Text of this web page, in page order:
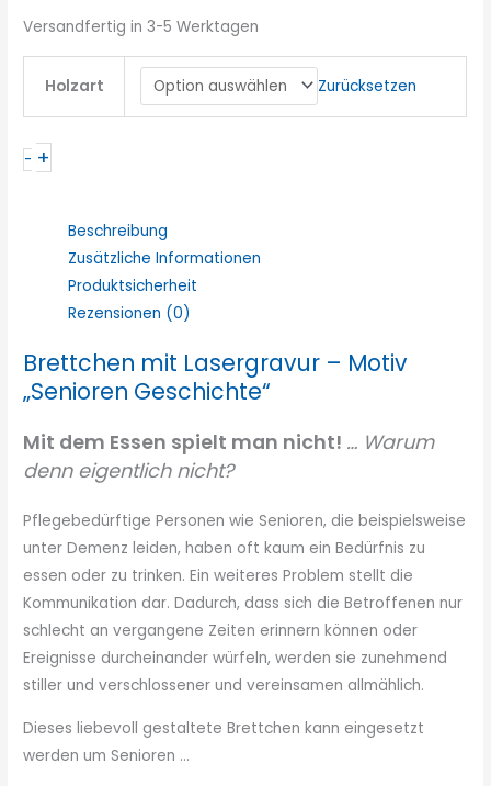
Versandfertig in 3-5 Werktagen
Holzart Zurücksetzen
- +
Beschreibung
Zusätzliche Informationen
Produktsicherheit
Rezensionen (0)
Brettchen mit Lasergravur – Motiv
„Senioren Geschichte“
Mit dem Essen spielt man nicht! … Warum
denn eigentlich nicht?
Pflegebedürftige Personen wie Senioren, die beispielsweise
unter Demenz leiden, haben oft kaum ein Bedürfnis zu
essen oder zu trinken. Ein weiteres Problem stellt die
Kommunikation dar. Dadurch, dass sich die Betroffenen nur
schlecht an vergangene Zeiten erinnern können oder
Ereignisse durcheinander würfeln, werden sie zunehmend
stiller und verschlossener und vereinsamen allmählich.
Dieses liebevoll gestaltete Brettchen kann eingesetzt
werden um Senioren …